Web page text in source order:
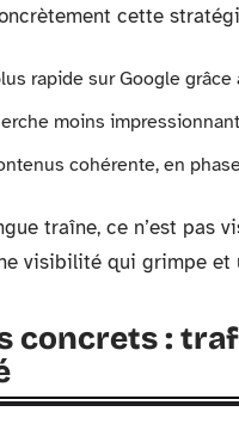
cette
rapide sur Google
moins
cohérente, en
traîne, ce n’est pas
visibilité qui grimpe
concrets :